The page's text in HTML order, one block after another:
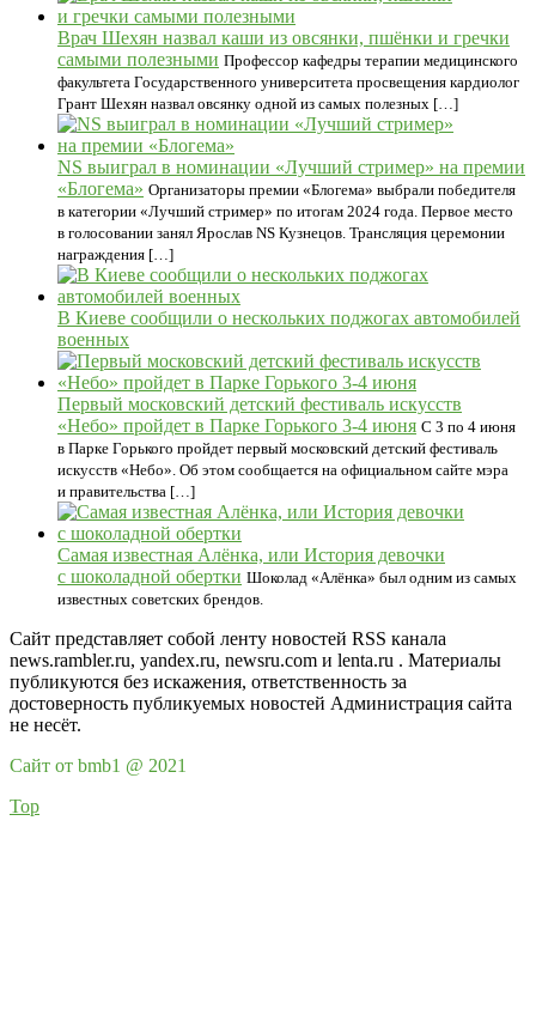
Врач Шехян назвал каши из овсянки, пшёнки и гречки
самыми полезными Профессор кафедры терапии медицинского
факультета Государственного университета просвещения кардиолог
Грант Шехян назвал овсянку одной из самых полезных […]
NS выиграл в номинации «Лучший стример» на премии
«Блогема» Организаторы премии «Блогема» выбрали победителя
в категории «Лучший стример» по итогам 2024 года. Первое место
в голосовании занял Ярослав NS Кузнецов. Трансляция церемонии
награждения […]
В Киеве сообщили о нескольких поджогах автомобилей
военных
Первый московский детский фестиваль искусств
«Небо» пройдет в Парке Горького 3-4 июня С 3 по 4 июня
в Парке Горького пройдет первый московский детский фестиваль
искусств «Небо». Об этом сообщается на официальном сайте мэра
и правительства […]
Самая известная Алёнка, или История девочки
с шоколадной обертки Шоколад «Алёнка» был одним из самых
известных советских брендов.
Сайт представляет собой ленту новостей RSS канала
news.rambler.ru, yandex.ru, newsru.com и lenta.ru . Материалы
публикуются без искажения, ответственность за
достоверность публикуемых новостей Администрация сайта
не несёт.
Сайт от bmb1 @ 2021
Top